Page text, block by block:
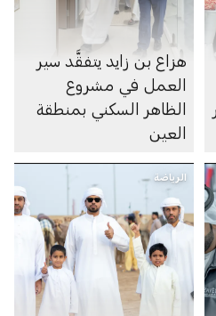
هزاع بن زايد يتفقَّد سير
العمل في مشروع
الظاهر السكني بمنطقة
العين
الرياضة